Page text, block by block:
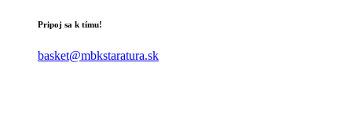
Pripoj sa k tímu!
basket@mbkstaratura.sk